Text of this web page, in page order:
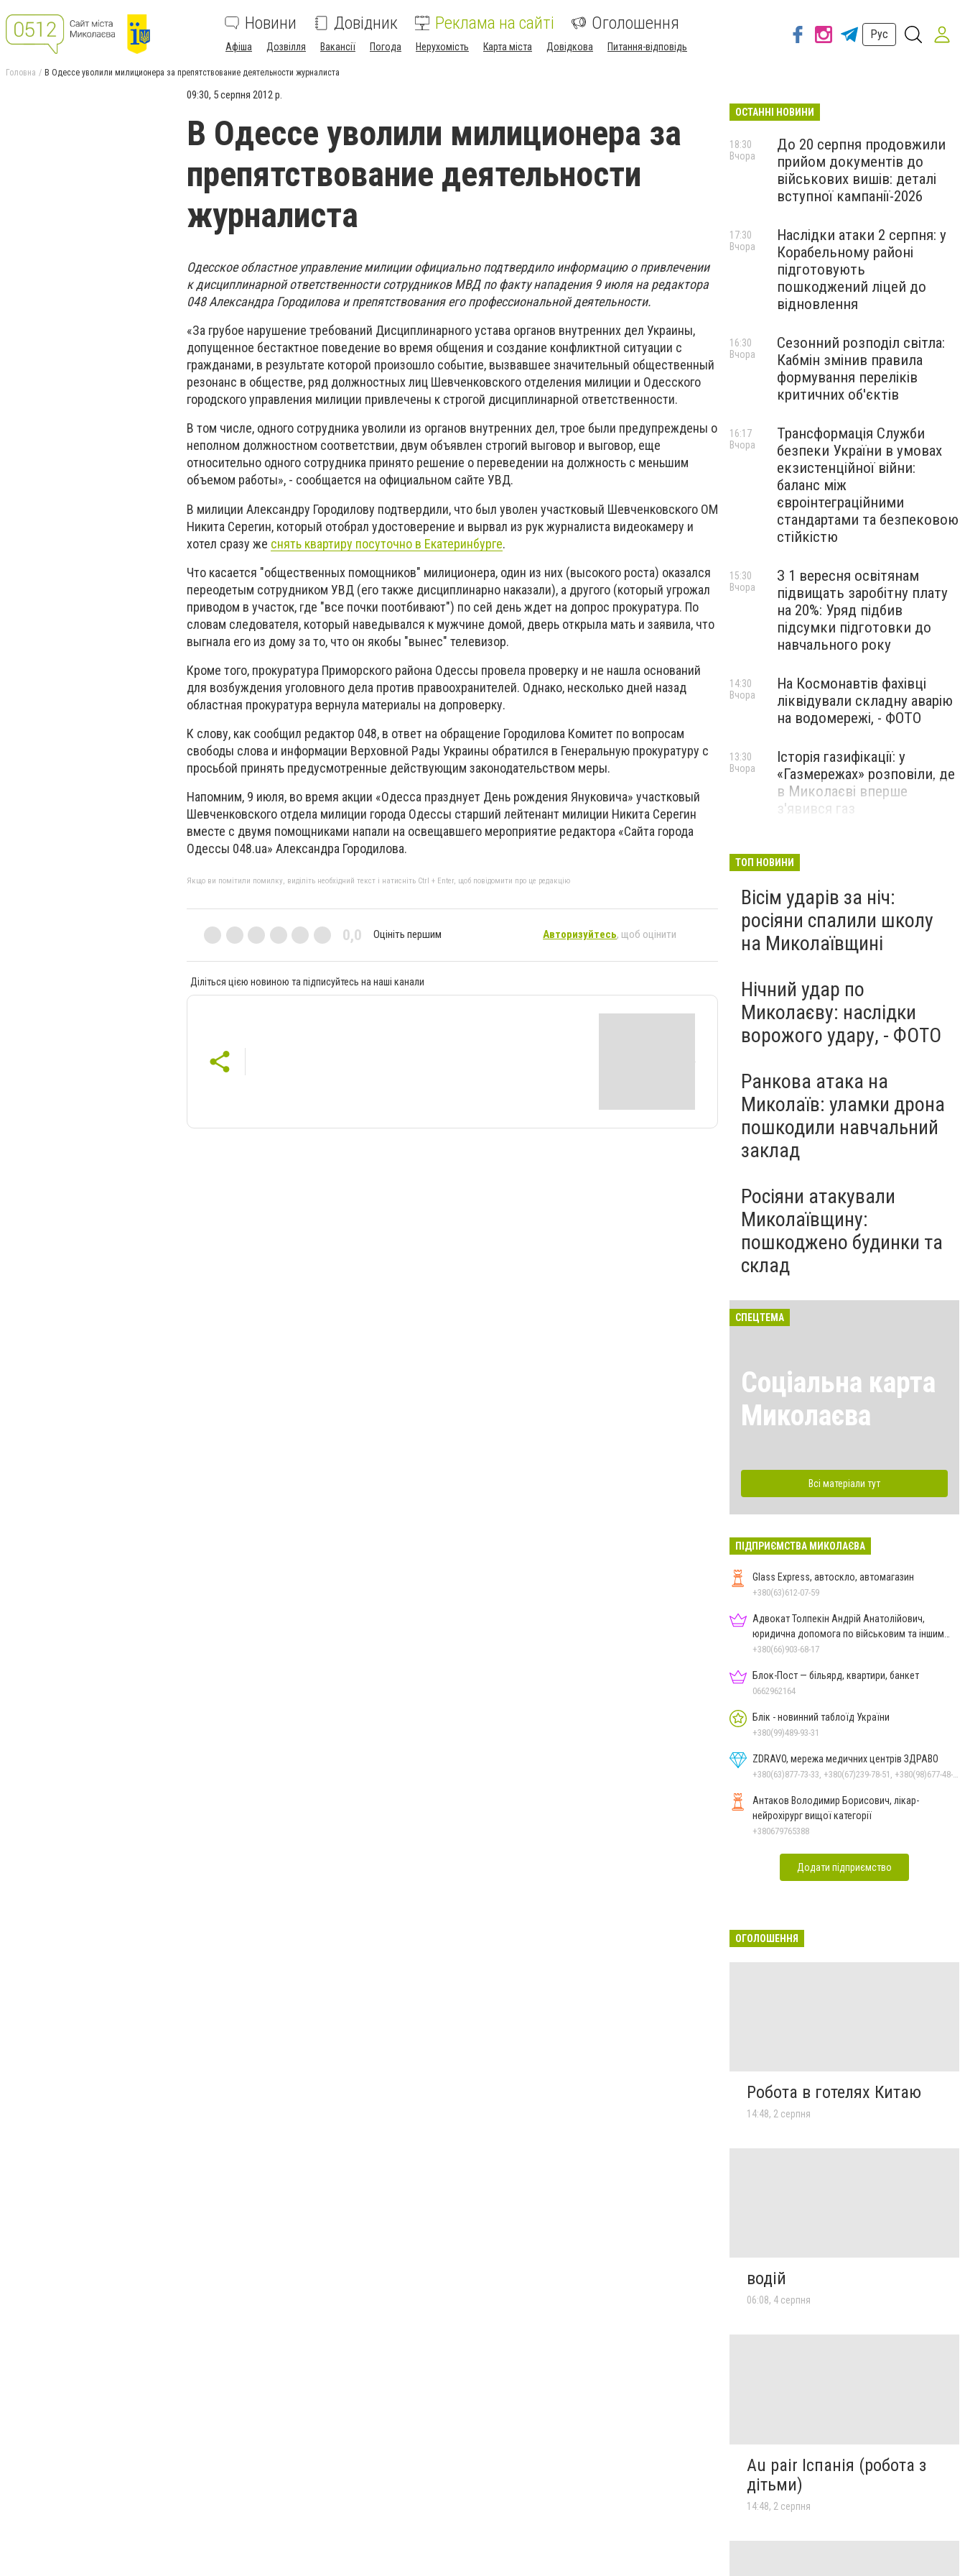
Новини Довідник Реклама на сайті Оголошення
Афіша Дозвілля Вакансії Погода Нерухомість Карта міста Довідкова Питання-відповідь
Рус
Головна В Одессе уволили милиционера за препятствование деятельности журналиста
09:30, 5 серпня 2012 р.
В Одессе уволили милиционера за
препятствование деятельности
журналиста
Одесское областное управление милиции официально подтвердило информацию о привлечении
к дисциплинарной ответственности сотрудников МВД по факту нападения 9 июля на редактора
048 Александра Городилова и препятствования его профессиональной деятельности.
«За грубое нарушение требований Дисциплинарного устава органов внутренних дел Украины,
допущенное бестактное поведение во время общения и создание конфликтной ситуации с
гражданами, в результате которой произошло событие, вызвавшее значительный общественный
резонанс в обществе, ряд должностных лиц Шевченковского отделения милиции и Одесского
городского управления милиции привлечены к строгой дисциплинарной ответственности.
В том числе, одного сотрудника уволили из органов внутренних дел, трое были предупреждены о
неполном должностном соответствии, двум объявлен строгий выговор и выговор, еще
относительно одного сотрудника принято решение о переведении на должность с меньшим
объемом работы», - сообщается на официальном сайте УВД.
В милиции Александру Городилову подтвердили, что был уволен участковый Шевченковского ОМ
Никита Серегин, который отобрал удостоверение и вырвал из рук журналиста видеокамеру и
хотел сразу же снять квартиру посуточно в Екатеринбурге.
Что касается "общественных помощников" милиционера, один из них (высокого роста) оказался
переодетым сотрудником УВД (его также дисциплинарно наказали), а другого (который угрожал
приводом в участок, где "все почки поотбивают") по сей день ждет на допрос прокуратура. По
словам следователя, который наведывался к мужчине домой, дверь открыла мать и заявила, что
выгнала его из дому за то, что он якобы "вынес" телевизор.
Кроме того, прокуратура Приморского района Одессы провела проверку и не нашла оснований
для возбуждения уголовного дела против правоохранителей. Однако, несколько дней назад
областная прокуратура вернула материалы на допроверку.
К слову, как сообщил редактор 048, в ответ на обращение Городилова Комитет по вопросам
свободы слова и информации Верховной Рады Украины обратился в Генеральную прокуратуру с
просьбой принять предусмотренные действующим законодательством меры.
Напомним, 9 июля, во время акции «Одесса празднует День рождения Януковича» участковый
Шевченковского отдела милиции города Одессы старший лейтенант милиции Никита Серегин
вместе с двумя помощниками напали на освещавшего мероприятие редактора «Сайта города
Одессы 048.ua» Александра Городилова.
Якщо ви помітили помилку, виділіть необхідний текст і натисніть Ctrl + Enter, щоб повідомити про це редакцію
0,0 Оцініть першим Авторизуйтесь, щоб оцінити
Діліться цією новиною та підписуйтесь на наші канали
ОСТАННІ НОВИНИ
До 20 серпня продовжили
прийом документів до
військових вишів: деталі
вступної кампанії-2026
18:30
Вчора
Наслідки атаки 2 серпня: у
Корабельному районі
підготовують
пошкоджений ліцей до
відновлення
17:30
Вчора
Сезонний розподіл світла:
Кабмін змінив правила
формування переліків
критичних об'єктів
16:30
Вчора
Трансформація Служби
безпеки України в умовах
екзистенційної війни:
баланс між
євроінтеграційними
стандартами та безпековою
стійкістю
16:17
Вчора
З 1 вересня освітянам
підвищать заробітну плату
на 20%: Уряд підбив
підсумки підготовки до
навчального року
15:30
Вчора
На Космонавтів фахівці
ліквідували складну аварію
на водомережі, - ФОТО
14:30
Вчора
Історія газифікації: у
«Газмережах» розповіли, де
в Миколаєві вперше
з'явився газ
13:30
Вчора
Миколаєві 2026: шукаємо
перезавантаження
ПАРТНЕРСЬКИЙ СПЕЦПРОЄКТ
Вчора
ТОП НОВИНИ
Вісім ударів за ніч:
росіяни спалили школу
на Миколаївщині
Нічний удар по
Миколаєву: наслідки
ворожого удару, - ФОТО
Ранкова атака на
Миколаїв: уламки дрона
пошкодили навчальний
заклад
Росіяни атакували
Миколаївщину:
пошкоджено будинки та
склад
СПЕЦТЕМА
Соціальна карта
Миколаєва
Всі матеріали тут
ПІДПРИЄМСТВА МИКОЛАЄВА
Glass Express, автоскло, автомагазин
+380(63)612-07-59
Адвокат Толпекін Андрій Анатолійович,
юридична допомога по військовим та іншим
справам
+380(66)903-68-17
Блок-Пост — більярд, квартири, банкет
0662962164
Блік - новинний таблоїд України
+380(99)489-93-31
ZDRAVO, мережа медичних центрів ЗДРАВО
Антаков Володимир Борисович, лікар-
нейрохірург вищої категорії
+380679765388
Додати підприємство
ОГОЛОШЕННЯ
Робота в готелях Китаю
14:48, 2 серпня
водій
06:08, 4 серпня
Au pair Іспанія (робота з
дітьми)
14:48, 2 серпня